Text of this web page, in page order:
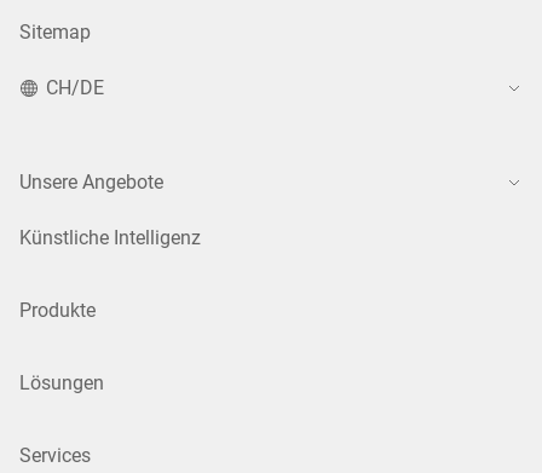
Sitemap
CH/DE
Unsere Angebote
Künstliche Intelligenz
Produkte
Lösungen
Services